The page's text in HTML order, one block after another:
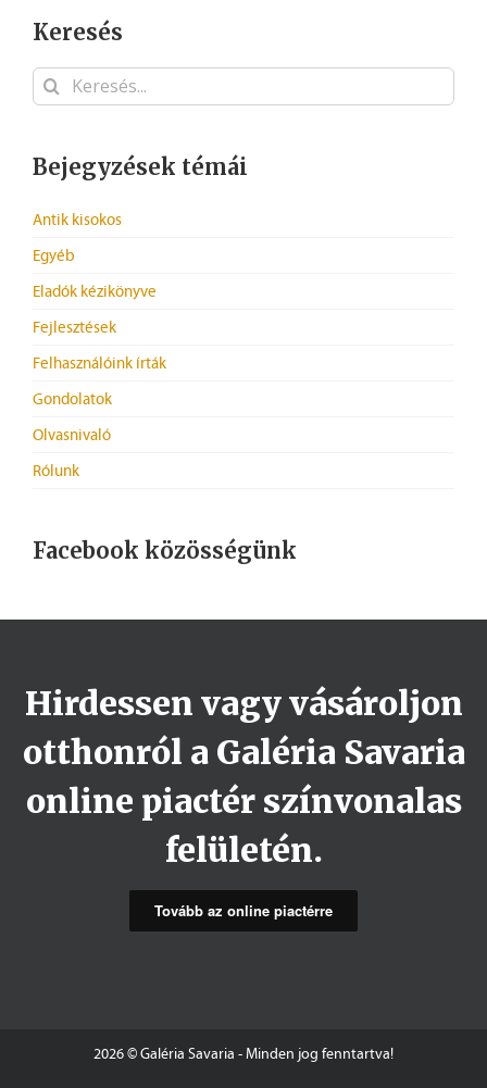
Keresés
Keresés...
Bejegyzések témái
Antik kisokos
Egyéb
Eladók kézikönyve
Fejlesztések
Felhasználóink írták
Gondolatok
Olvasnivaló
Rólunk
Facebook közösségünk
Hirdessen vagy vásároljon
otthonról a Galéria Savaria
online piactér színvonalas
felületén.
Tovább az online piactérre
2026 © Galéria Savaria - Minden jog fenntartva!